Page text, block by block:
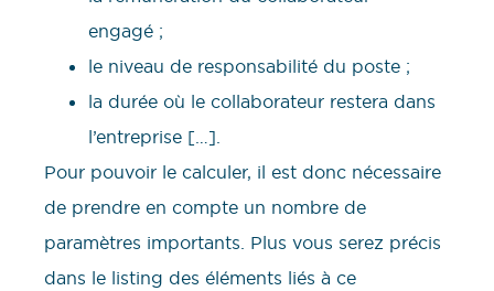
engagé ;
le niveau de responsabilité du poste ;
la durée où le collaborateur restera dans
l’entreprise […].
Pour pouvoir le calculer, il est donc nécessaire
de prendre en compte un nombre de
paramètres importants. Plus vous serez précis
dans le listing des éléments liés à ce